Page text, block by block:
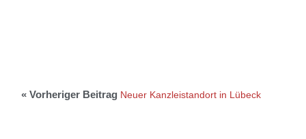
Neuer Kanzleistandort in Lübeck